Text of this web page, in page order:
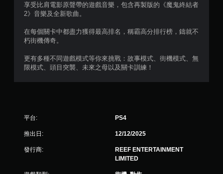
享受比肩電影原聲帶的遊戲音樂，包含再製版的《魔鬼終結者
2》音樂及全新歌曲。
在每個關卡中都盡力獲得最高排名，稱霸高分排行榜，鑄就不
朽街機傳奇。
更有多種不同遊戲模式等你來挑戰：故事模式、街機模式、無
限模式、頭目突襲、未來之母以及關卡訓練！
平台: PS4
推出日: 12/12/2025
發行商:
REEF ENTERTAINMENT
LIMITED